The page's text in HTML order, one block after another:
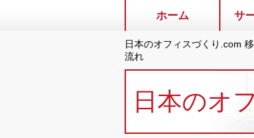
ホーム サ
日本のオフィスづくり.com
流れ
日本のオ